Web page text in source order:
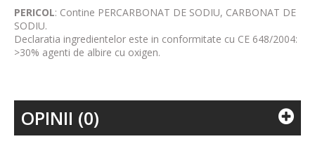
PERICOL: Contine PERCARBONAT DE SODIU, CARBONAT DE
SODIU.
Declaratia ingredientelor este in conformitate cu CE 648/2004:
>30% agenti de albire cu oxigen.
OPINII (0)